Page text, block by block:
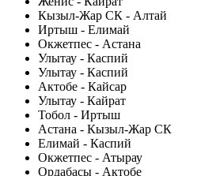
Кызыл-Жар СК - Алтай
Иртыш - Елимай
Окжетпес - Астана
Улытау - Каспий
Улытау - Каспий
Актобе - Кайсар
Улытау - Кайрат
Тобол - Иртыш
Астана - Кызыл-Жар СК
Елимай - Каспий
Окжетпес - Атырау
Ордабасы - Актобе